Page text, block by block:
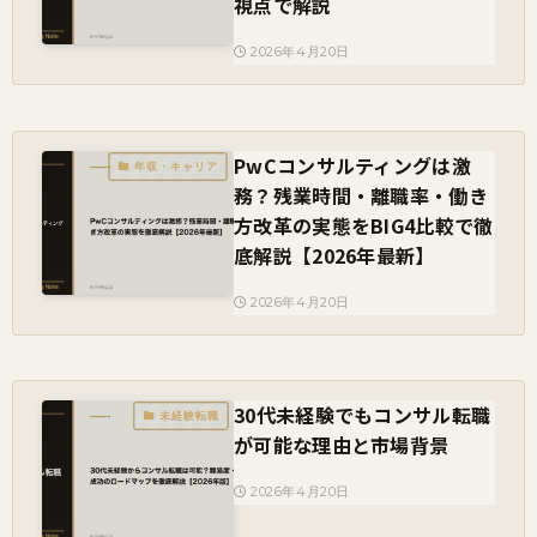
2026年4月20日
年収・キャリア
PwCコンサルティングは激
務？残業時間・離職率・働き
方改革の実態をBIG4比較で徹
底解説【2026年最新】
2026年4月20日
未経験転職
30代未経験でもコンサル転職
が可能な理由と市場背景
2026年4月20日